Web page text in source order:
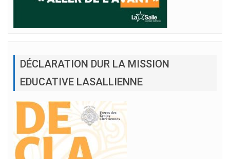
DÉCLARATION DUR LA MISSION
EDUCATIVE LASALLIENNE